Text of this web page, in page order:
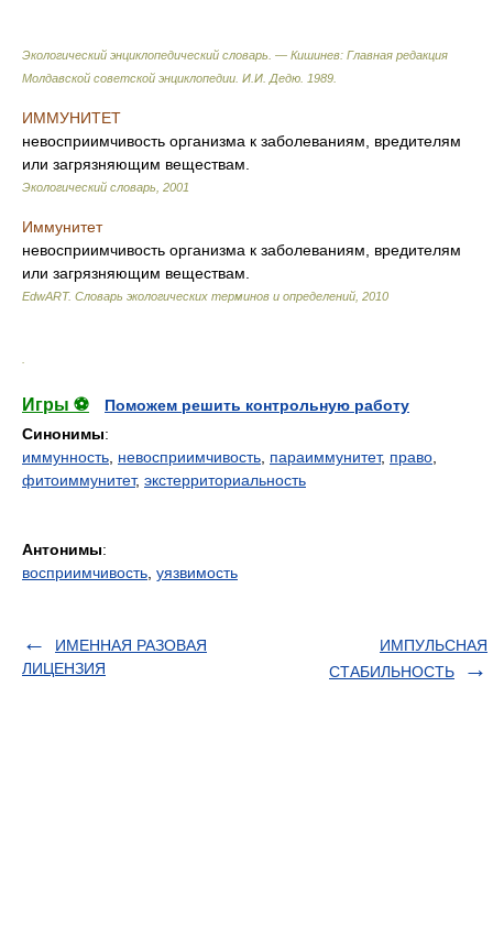
Экологический энциклопедический словарь. — Кишинев: Главная редакция
Молдавской советской энциклопедии И.И. Дедю 1989
ИММУНИТЕТ
невосприимчивость организма к заболеваниям, вредителям
или загрязняющим веществам.
Экологический словарь 2001
Иммунитет
невосприимчивость организма к заболеваниям, вредителям
или загрязняющим веществам.
EdwART. Словарь экологических терминов и определений 2010
Игры ⚽
Поможем решить контрольную работу
Синонимы:
иммунность невосприимчивость параиммунитет, право
фитоиммунитет, экстерриториальность
Антонимы:
восприимчивость уязвимость
ИМЕННАЯ РАЗОВАЯ
ЛИЦЕНЗИЯ
ИМПУЛЬСНАЯ
СТАБИЛЬНОСТЬ